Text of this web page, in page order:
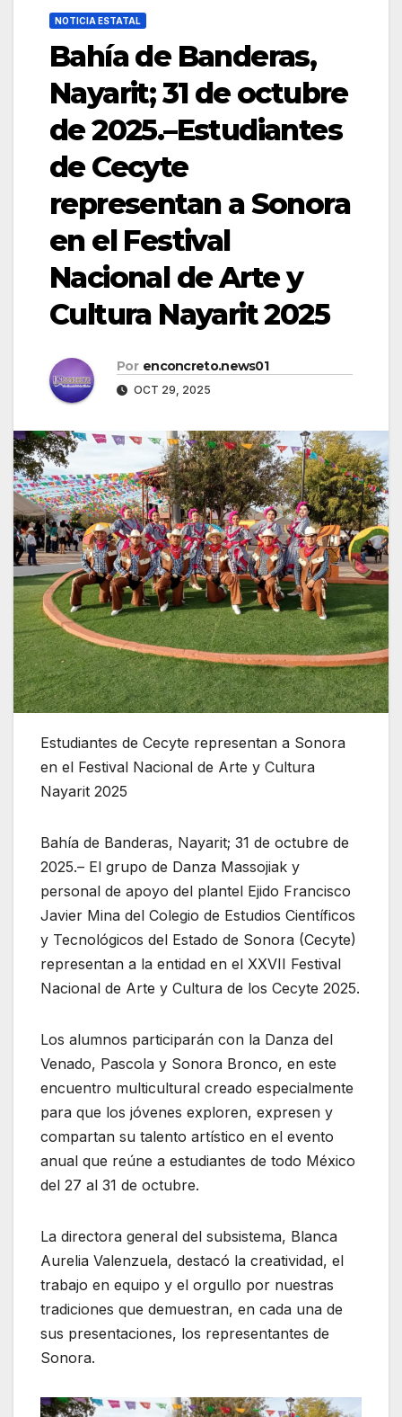
NOTICIA ESTATAL
Bahía de Banderas,
Nayarit; 31 de octubre
de 2025.–Estudiantes
de Cecyte
representan a Sonora
en el Festival
Nacional de Arte y
Cultura Nayarit 2025
Por enconcreto.news01
OCT 29, 2025
Estudiantes de Cecyte representan a Sonora
en el Festival Nacional de Arte y Cultura
Nayarit 2025
Bahía de Banderas, Nayarit; 31 de octubre de
2025.– El grupo de Danza Massojiak y
personal de apoyo del plantel Ejido Francisco
Javier Mina del Colegio de Estudios Científicos
y Tecnológicos del Estado de Sonora (Cecyte)
representan a la entidad en el XXVII Festival
Nacional de Arte y Cultura de los Cecyte 2025.
Los alumnos participarán con la Danza del
Venado, Pascola y Sonora Bronco, en este
encuentro multicultural creado especialmente
para que los jóvenes exploren, expresen y
compartan su talento artístico en el evento
anual que reúne a estudiantes de todo México
del 27 al 31 de octubre.
La directora general del subsistema, Blanca
Aurelia Valenzuela, destacó la creatividad, el
trabajo en equipo y el orgullo por nuestras
tradiciones que demuestran, en cada una de
sus presentaciones, los representantes de
Sonora.